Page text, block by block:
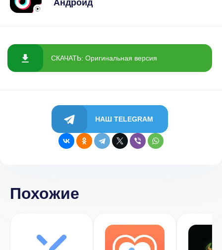
Андроид
СКАЧАТЬ: Оригинальная версия
НАШ TELEGRAM
Похожие